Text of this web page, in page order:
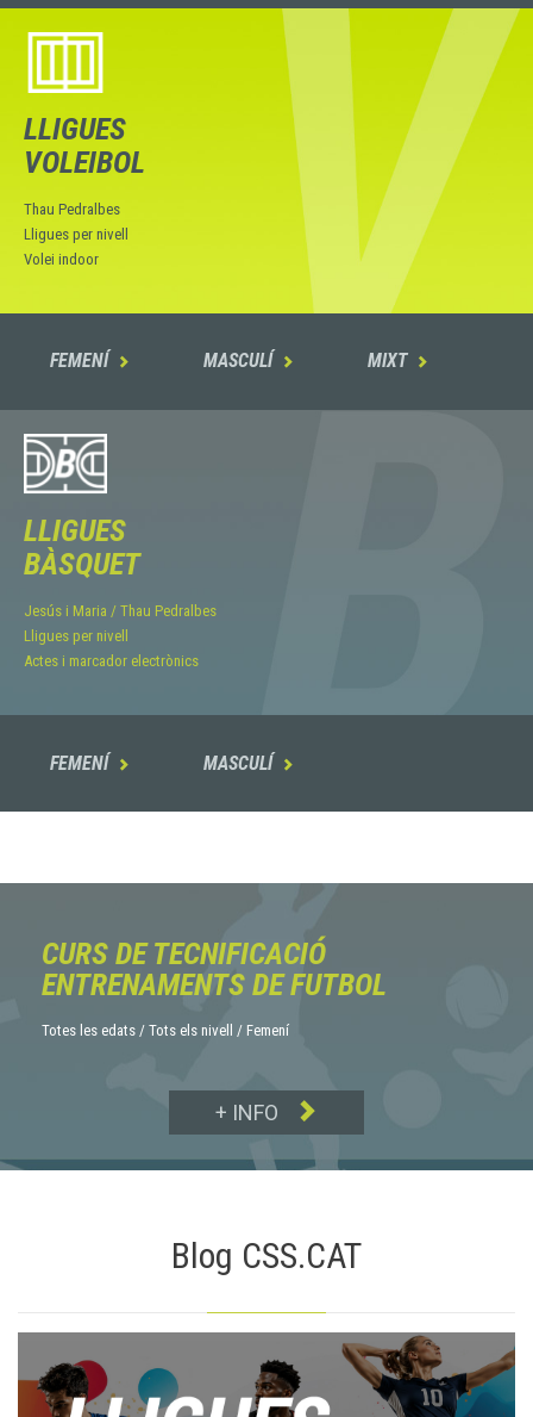
LLIGUES
VOLEIBOL
Thau Pedralbes
Lligues per nivell
Volei indoor
FEMENÍ  MASCULÍ  MIXT 
LLIGUES
BÀSQUET
Jesús i Maria / Thau Pedralbes
Lligues per nivell
Actes i marcador electrònics
FEMENÍ  MASCULÍ 
CURS DE TECNIFICACIÓ
ENTRENAMENTS DE FUTBOL
Totes les edats / Tots els nivell / Femení
+ INFO 
Blog CSS.CAT